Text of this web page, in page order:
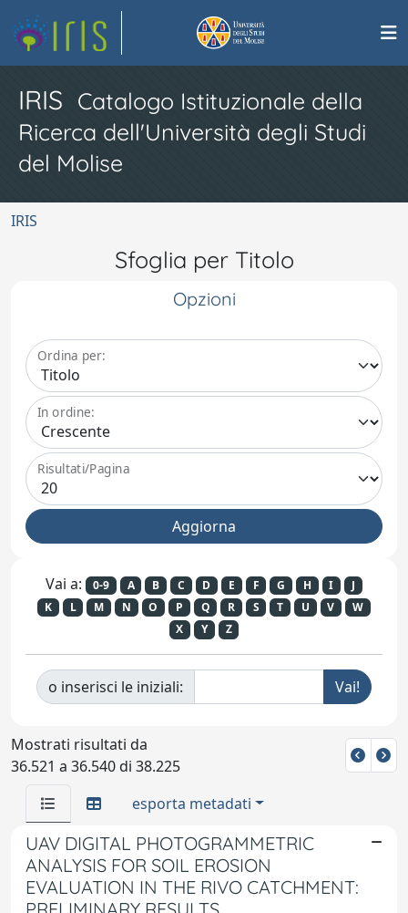
IRIS Catalogo Istituzionale della
Ricerca dell'Università degli Studi
del Molise
IRIS
Sfoglia per Titolo
Opzioni
Ordina per:
In ordine:
Risultati/Pagina
Vai a: 0-9 A B C D E F G H I
J
K
L M N O P Q R S T U V
W
X
Y Z
o inserisci le iniziali:
Mostrati risultati da
36.521 a 36.540 di 38.225
esporta metadati
UAV DIGITAL PHOTOGRAMMETRIC
ANALYSIS FOR SOIL EROSION
EVALUATION IN THE RIVO CATCHMENT: